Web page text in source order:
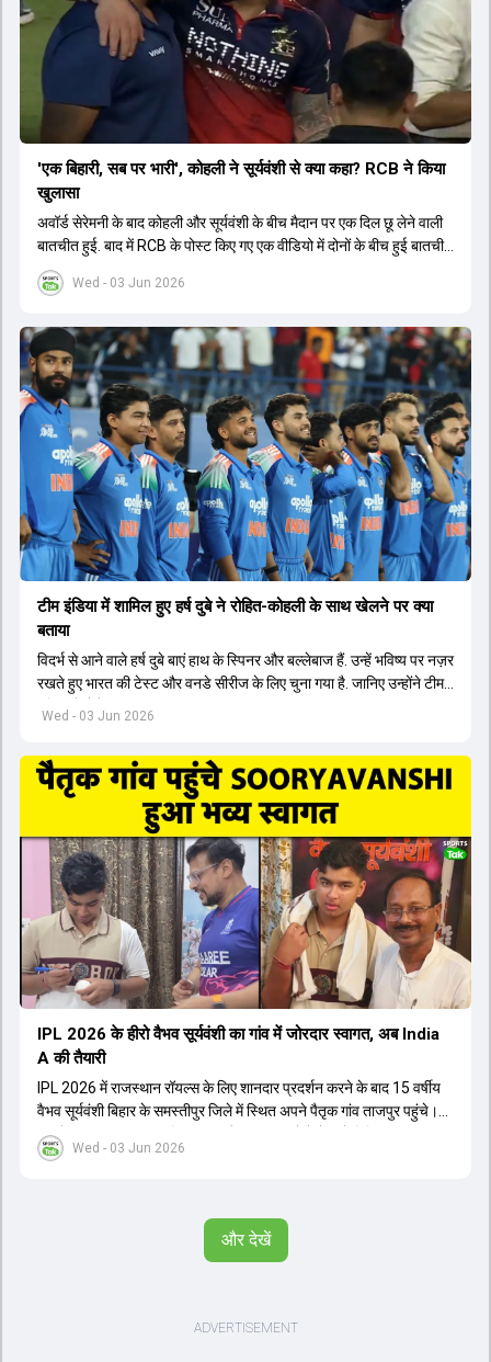
Wed - 03 Jun 2026
'एक बिहारी, सब पर भारी', कोहली ने सूर्यवंशी से क्या कहा? RCB ने किया
खुलासा
अवॉर्ड सेरेमनी के बाद कोहली और सूर्यवंशी के बीच मैदान पर एक दिल छू लेने वाली
बातचीत हुई. बाद में RCB के पोस्ट किए गए एक वीडियो में दोनों के बीच हुई बातचीत
का खुलासा हुआ.
Wed - 03 Jun 2026
टीम इंडिया में शामिल हुए हर्ष दुबे ने रोहित-कोहली के साथ खेलने पर क्या
बताया
विदर्भ से आने वाले हर्ष दुबे बाएं हाथ के स्पिनर और बल्लेबाज हैं. उन्हें भविष्य पर नज़र
रखते हुए भारत की टेस्ट और वनडे सीरीज के लिए चुना गया है. जानिए उन्होंने टीम
इंडिया में सेलेक्शन पर क्या कहा.
Wed - 03 Jun 2026
IPL 2026 के हीरो वैभव सूर्यवंशी का गांव में जोरदार स्वागत, अब India
A की तैयारी
IPL 2026 में राजस्थान रॉयल्स के लिए शानदार प्रदर्शन करने के बाद 15 वर्षीय
वैभव सूर्यवंशी बिहार के समस्तीपुर जिले में स्थित अपने पैतृक गांव ताजपुर पहुंचे।
गांव में उनका भव्य स्वागत किया गया और स्थानीय लोगों ने उन्हें मिथिला की परंपरा
के अनुसार पाग और चादर भेंट की। वैभव के पिता संजीव सूर्यवंशी ने उन्हें 5 साल की
तैयारियां शुरू करेंगे। 9 जून से श्रीलंका के खिलाफ होने वाली ट्राई-सीरीज में वैभव
और देखें